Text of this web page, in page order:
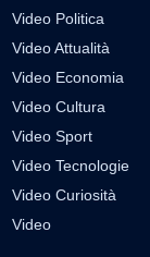
Video Politica
Video Attualità
Video Economia
Video Cultura
Video Sport
Video Tecnologie
Video Curiosità
Video